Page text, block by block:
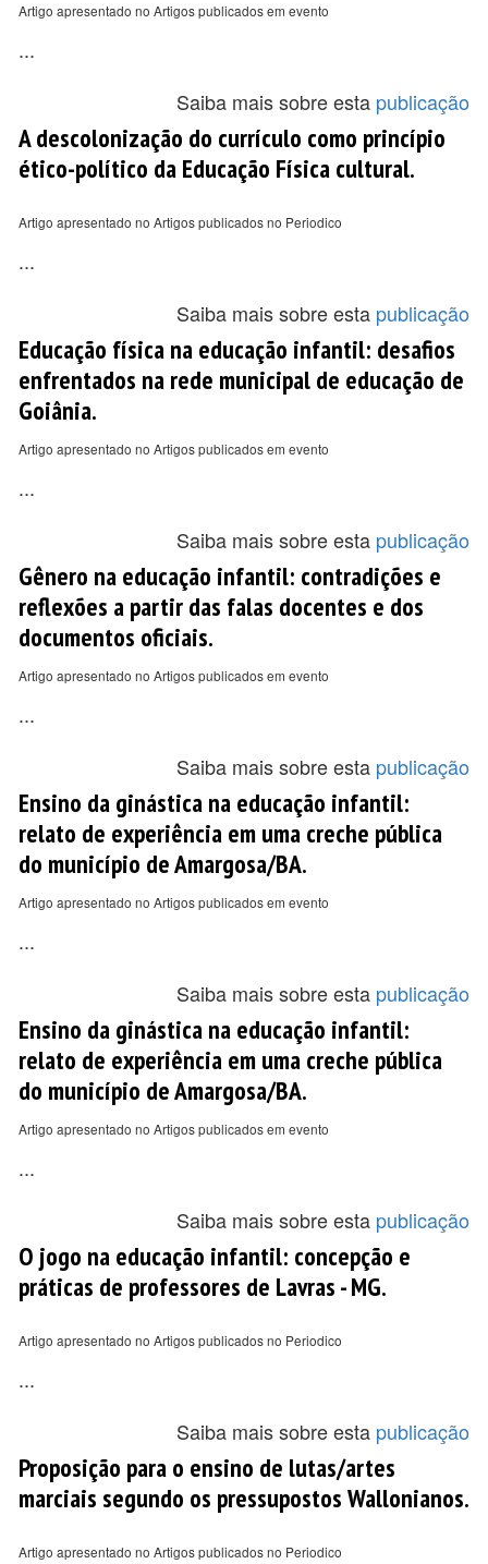
Artigo apresentado no Artigos publicados em evento
...
Saiba mais sobre esta publicação
A descolonização do currículo como princípio
ético-político da Educação Física cultural.
Artigo apresentado no Artigos publicados no Periodico
...
Saiba mais sobre esta publicação
Educação física na educação infantil: desafios
enfrentados na rede municipal de educação de
Goiânia.
Artigo apresentado no Artigos publicados em evento
...
Saiba mais sobre esta publicação
Gênero na educação infantil: contradições e
reflexões a partir das falas docentes e dos
documentos oficiais.
Artigo apresentado no Artigos publicados em evento
...
Saiba mais sobre esta publicação
Ensino da ginástica na educação infantil:
relato de experiência em uma creche pública
do município de Amargosa/BA.
Artigo apresentado no Artigos publicados em evento
...
Saiba mais sobre esta publicação
Ensino da ginástica na educação infantil:
relato de experiência em uma creche pública
do município de Amargosa/BA.
Artigo apresentado no Artigos publicados em evento
...
Saiba mais sobre esta publicação
O jogo na educação infantil: concepção e
práticas de professores de Lavras - MG.
Artigo apresentado no Artigos publicados no Periodico
...
Saiba mais sobre esta publicação
Proposição para o ensino de lutas/artes
marciais segundo os pressupostos Wallonianos.
Artigo apresentado no Artigos publicados no Periodico